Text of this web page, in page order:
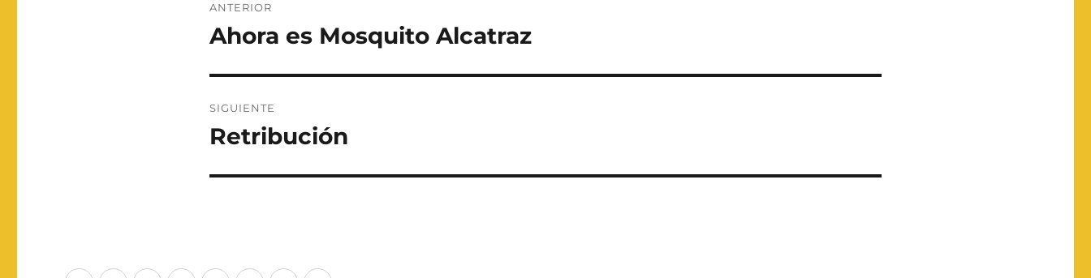
de
ANTERIOR
Entrada
Ahora es Mosquito Alcatraz
SIGUIENTE
Entrada
Retribución